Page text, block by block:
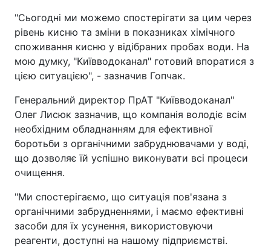
"Сьогодні ми можемо спостерігати за цим через
рівень кисню та зміни в показниках хімічного
споживання кисню у відібраних пробах води. На
мою думку, "Київводоканал" готовий впоратися з
цією ситуацією", - зазначив Гопчак.
Генеральний директор ПрАТ "Київводоканал"
Олег Лисюк зазначив, що компанія володіє всім
необхідним обладнанням для ефективної
боротьби з органічними забруднювачами у воді,
що дозволяє їй успішно виконувати всі процеси
очищення.
"Ми спостерігаємо, що ситуація пов'язана з
органічними забрудненнями, і маємо ефективні
засоби для їх усунення, використовуючи
реагенти, доступні на нашому підприємстві.